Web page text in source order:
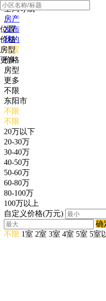
全局导航
房产
发布
我的
位置
价格
房型
更多
位置
价格
房型
更多
不限
东阳市
不限
不限
20万以下
20-30万
30-40万
40-50万
50-60万
60-80万
80-100万
100万以上
自定义价格(万元)
确
不限 1室 2室 3室 4室 5室 5室